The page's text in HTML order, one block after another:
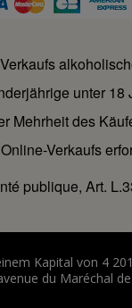
unter 18
Mehrheit des
Verkaufs
publique, Art.
Kapital von 4
du Maréchal